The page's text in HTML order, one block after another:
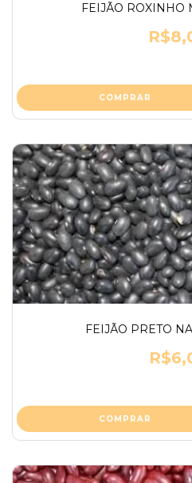
FEIJÃO ROXINHO
FEIJÃO PRETO